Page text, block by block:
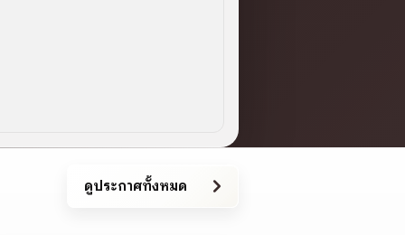
ดูประกาศทั้งหมด